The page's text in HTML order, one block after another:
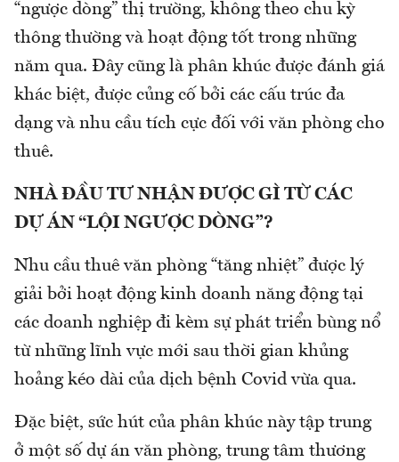
“ngược dòng” thị trường, không theo chu kỳ
thông thường và hoạt động tốt trong những
năm qua. Đây cũng là phân khúc được đánh giá
khác biệt, được củng cố bởi các cấu trúc đa
dạng và nhu cầu tích cực đối với văn phòng cho
thuê.
NHÀ ĐẦU TƯ NHẬN ĐƯỢC GÌ TỪ CÁC
DỰ ÁN “LỘI NGƯỢC DÒNG”?
Nhu cầu thuê văn phòng “tăng nhiệt” được lý
giải bởi hoạt động kinh doanh năng động tại
các doanh nghiệp đi kèm sự phát triển bùng nổ
từ những lĩnh vực mới sau thời gian khủng
hoảng kéo dài của dịch bệnh Covid vừa qua.
Đặc biệt, sức hút của phân khúc này tập trung
ở một số dự án văn phòng, trung tâm thương